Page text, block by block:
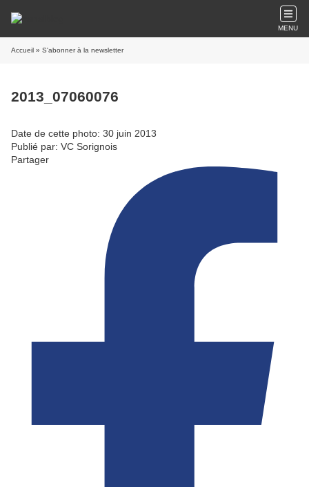
MENU
Accueil » S'abonner à la newsletter
2013_07060076
Date de cette photo: 30 juin 2013
Publié par: VC Sorignois
Partager